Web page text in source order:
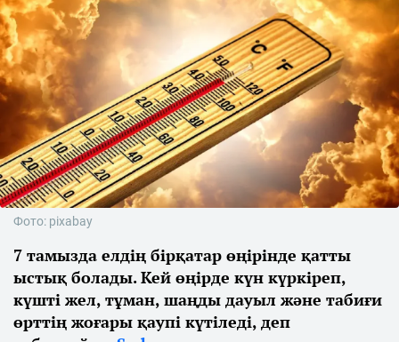
Фото: pixabay
7 тамызда елдің бірқатар өңірінде қатты
ыстық болады. Кей өңірде күн күркіреп,
күшті жел, тұман, шаңды дауыл және табиғи
өрттің жоғары қаупі күтіледі, деп